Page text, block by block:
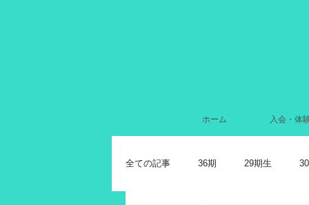
ホーム 入会・体
全ての記事 36期 29期生